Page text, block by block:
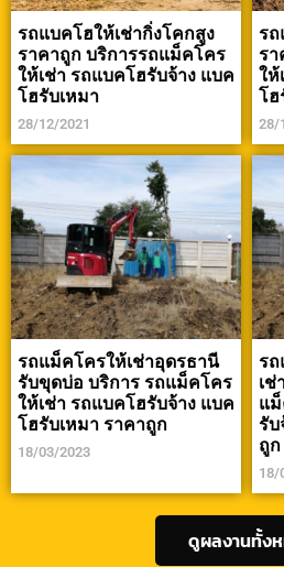
รถแบคโฮให้เช่ากิ่งโคกสูง
ราคาถูก บริการรถแม็คโคร
ให้เช่า รถแบคโฮรับจ้าง แบค
โฮรับเหมา
28/12/2021
รถ
รา
ให้
โฮ
28/
รถแม็คโครให้เช่าอุดรธานี
รับขุดบ่อ บริการ รถแม็คโคร
ให้เช่า รถแบคโฮรับจ้าง แบค
โฮรับเหมา ราคาถูก
18/03/2023
รถ
เช่
แ
รับ
ถูก
18/
ดูผลงานทั้ง